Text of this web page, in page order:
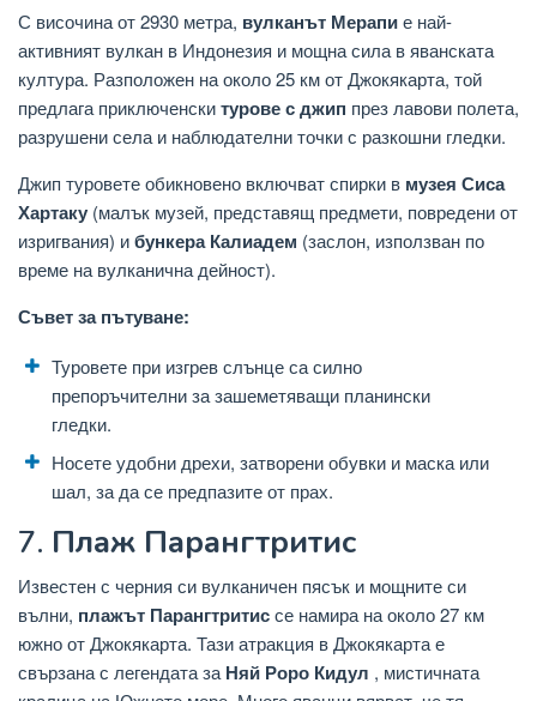
С височина от 2930 метра, вулканът Мерапие най-
активният вулкан в Индонезия и мощна сила в яванската
култура. Разположен на около 25 км от Джокякарта, той
предлага приключенскитурове с джип през лавови полета,
разрушени села и наблюдателни точки с разкошни гледки.
Джип туровете обикновено включват спирки в музея Сиса
Хартаку (малък музей, представящ предмети, повредени от
изригвания) ибункера Калиадем (заслон, използван по
време на вулканична дейност).
Съвет за пътуване:
Туровете при изгрев слънце са силно
препоръчителни за зашеметяващи планински
гледки.
Носете удобни дрехи, затворени обувки и маска или
шал, за да се предпазите от прах.
7. Плаж Парангтритис
Известен с черния си вулканичен пясък и мощните си
вълни, плажът Парангтритиссе намира на около 27 км
южно от Джокякарта. Тази атракция в Джокякарта е
свързана с легендата за Няй Роро Кидул , мистичната